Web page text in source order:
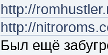
http://
http://
Был ещё